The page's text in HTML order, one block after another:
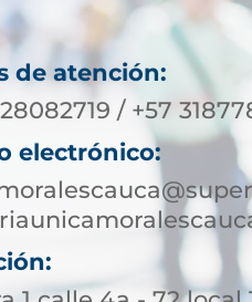
de atención:
/ +57
electrónico: